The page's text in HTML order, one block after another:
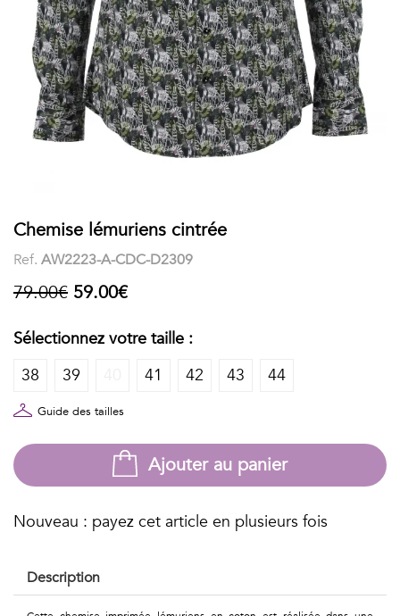
Stand-
Voir
LES
IMPRIMÉES
Faune
&
Flore
Géométriques
Talents
&
Métiers
motifs
courtes
POLOS
FEMME
Chaussettes
Boxers
Accessoires
Chemise lémuriens cintrée
Ref. AW2223-A-CDC-D2309
79.00€ 59.00€
Sélectionnez votre taille :
38
39 41 42 43 44
Guide des tailles
Ajouter au panier
Nouveau : payez cet article en plusieurs fois
Description